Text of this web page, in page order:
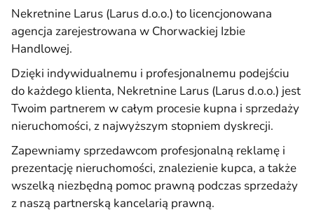
Nekretnine Larus (Larus d.o.o.) to licencjonowana
agencja zarejestrowana w Chorwackiej Izbie
Handlowej.
Dzięki indywidualnemu i profesjonalnemu podejściu
do każdego klienta, Nekretnine Larus (Larus d.o.o.) jest
Twoim partnerem w całym procesie kupna i sprzedaży
nieruchomości, z najwyższym stopniem dyskrecji.
Zapewniamy sprzedawcom profesjonalną reklamę i
prezentację nieruchomości, znalezienie kupca, a także
wszelką niezbędną pomoc prawną podczas sprzedaży
z naszą partnerską kancelarią prawną.